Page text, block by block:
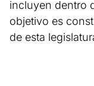
incluyen dentro
objetivo es
de esta